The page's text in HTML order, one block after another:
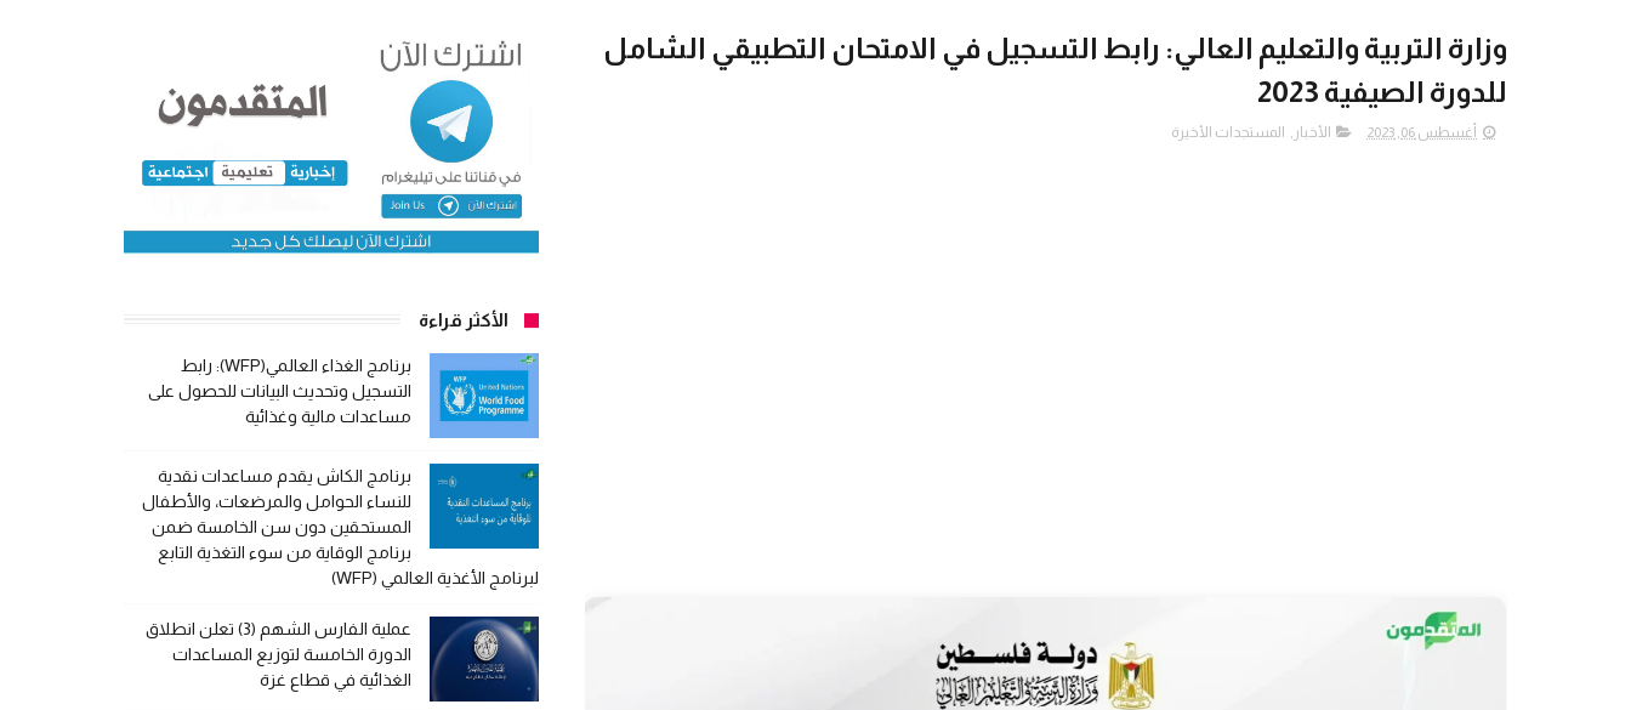
وزارة التربية والتعليم العالي: رابط التسجيل في الامتحان التطبيقي الشامل
للدورة الصيفية 2023
أغسطس 06, 2023 الأخبار , المستجدات الأخيرة
الأكثر قراءة
برنامج الغذاء العالمي(WFP): رابط
التسجيل وتحديث البيانات للحصول على
مساعدات مالية وغذائية
برنامج الكاش يقدم مساعدات نقدية
للنساء الحوامل والمرضعات، والأطفال
المستحقين دون سن الخامسة ضمن
برنامج الوقاية من سوء التغذية التابع
لبرنامج الأغذية العالمي (WFP)
عملية الفارس الشهم (3) تعلن انطلاق
الدورة الخامسة لتوزيع المساعدات
الغذائية في قطاع غزة